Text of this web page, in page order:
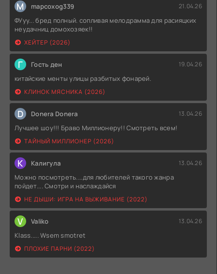
M mapcoxog339 21.04.26
ФУуу... бред полный. сопливая мелодрамма для расияцких
неудачниц домохозяек!!
ХЕЙТЕР (2026)
Г Гость ден 19.04.26
китайские менты улицы разбитых фонарей.
КЛИНОК МЯСНИКА (2026)
D Donera Donera 13.04.26
Лучшее шоу!!! Браво Миллионеру!! Смотреть всем!
ТАЙНЫЙ МИЛЛИОНЕР (2026)
К Калигула 13.04.26
Можно посмотреть....для любителей такого жанра
пойдет.... Смотри и наслаждайся
НЕ ДЫШИ: ИГРА НА ВЫЖИВАНИЕ (2022)
V Valiko 13.04.26
Klass..... Wsem smotret
ПЛОХИЕ ПАРНИ (2022)